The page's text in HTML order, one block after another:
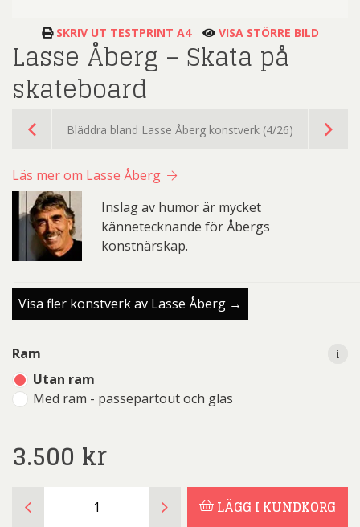
SKRIV UT TESTPRINT A4 VISA STÖRRE BILD
Lasse Åberg – Skata på
skateboard
Bläddra bland Lasse Åberg konstverk (4/26)
Läs mer om Lasse Åberg
Inslag av humor är mycket
kännetecknande för Åbergs
konstnärskap.
Visa fler konstverk av Lasse Åberg →
Ram
Utan ram
Med ram - passepartout och glas
i
3.500 kr
i
Åberg
LÄGG I KUNDKORG